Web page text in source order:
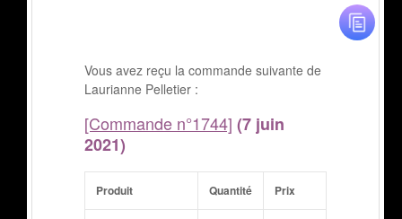
Vous avez reçu la commande suivante de
Laurianne Pelletier :
[Commande n°1744] (7 juin
2021)
Produit Quantité Prix